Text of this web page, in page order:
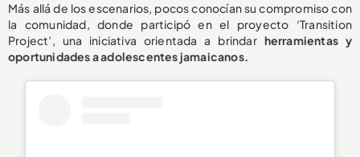
Más allá de los escenarios, pocos conocían su compromiso con
la comunidad, donde participó en el proyecto ‘Transition
Project’, una iniciativa orientada a brindar herramientas y
oportunidades a adolescentes jamaicanos.